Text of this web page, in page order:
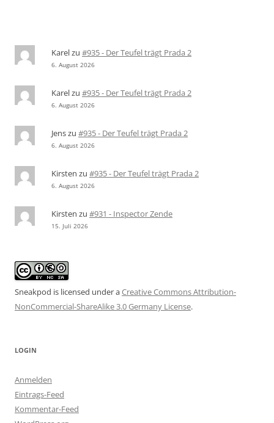
Karelzu #935 - Der Teufel trägt Prada 2
6. August 2026
Karelzu #935 - Der Teufel trägt Prada 2
6. August 2026
Jenszu #935 - Der Teufel trägt Prada 2
6. August 2026
Kirsten zu #935 - Der Teufel trägt Prada 2
6. August 2026
Kirsten zu #931 - Inspector Zende
15. Juli 2026
Sneakpod is licensed under aCreative Commons Attribution-
NonCommercial-ShareAlike 3.0 Germany License.
LOGIN
Anmelden
Eintrags-Feed
Kommentar-Feed